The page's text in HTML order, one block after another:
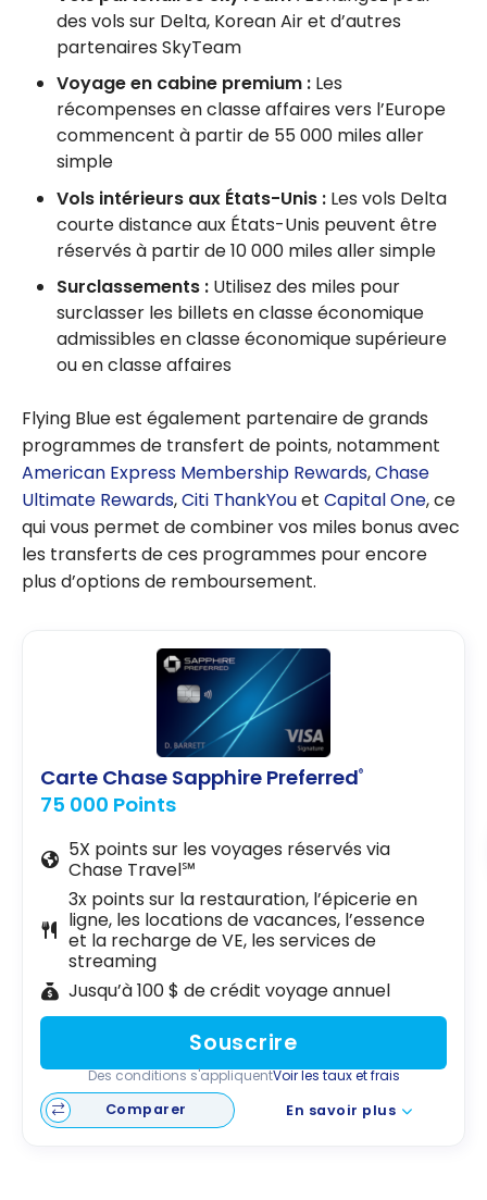
des vols sur Delta, Korean Air et d’autres
partenaires SkyTeam
Voyage en cabine premium : Les
récompenses en classe affaires vers l’Europe
commencent à partir de 55 000 miles aller
simple
Vols intérieurs aux États-Unis : Les vols Delta
courte distance aux États-Unis peuvent être
réservés à partir de 10 000 miles aller simple
Surclassements : Utilisez des miles pour
surclasser les billets en classe économique
admissibles en classe économique supérieure
ou en classe affaires
Flying Blue est également partenaire de grands
programmes de transfert de points, notamment
American Express Membership Rewards,Chase
Ultimate Rewards,Citi ThankYouet Capital One, ce
qui vous permet de combiner vos miles bonus avec
les transferts de ces programmes pour encore
plus d’options de remboursement.
Carte Chase Sapphire Preferred®
75 000 Points
5X points sur les voyages réservés via
Chase Travel℠
3x points sur la restauration, l’épicerie en
ligne, les locations de vacances, l’essence
et la recharge de VE, les services de
streaming
Jusqu’à 100 $ de crédit voyage annuel
Souscrire
Des conditions s'appliquentVoir les taux et frais
Comparer
En savoir plus